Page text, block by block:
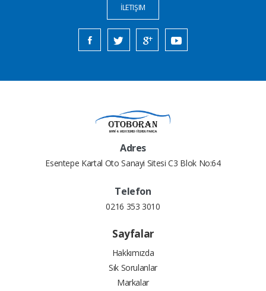
İLETIŞIM
Adres
Esentepe Kartal Oto Sanayi Sitesi C3 Blok No:64
Telefon
0216 353 3010
Sayfalar
Hakkımızda
Sık Sorulanlar
Markalar